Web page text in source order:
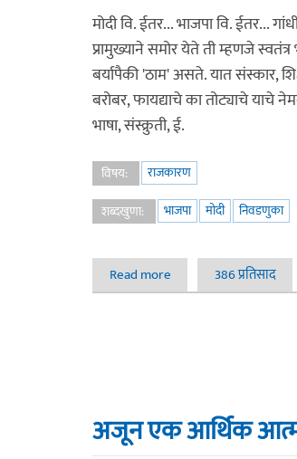
मोदी वि. ईतर... भाजपा वि. ईतर...
प्रामुख्याने समोर येते ती म्हणजे
बर्यापैकी 'ठाम' असते. यात संस्कार,
बरोबर, फायद्याचे का तोट्याचे याचे
भाषा, संस्क्रुती, ई.
विषय:
राजकारण
शब्दखुणा:
भाजपा मोदी निवडणुका
Read more about एन डी ए (मोदी)
386 प्रतिसाद
अजून एक आर्थिक